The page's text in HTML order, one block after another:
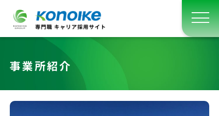
事業所紹介